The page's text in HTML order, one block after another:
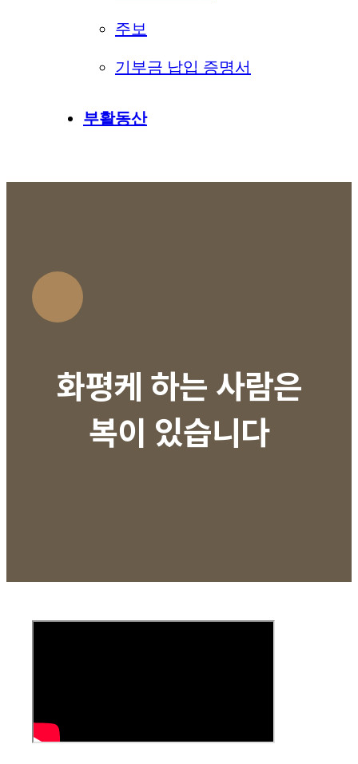
주보
기부금 납입 증명서
부활동산
화평케 하는 사람은
복이 있습니다